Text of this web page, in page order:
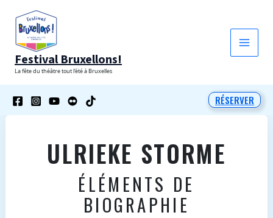
contenu
Festival Bruxellons!
La fête du théâtre tout l'été à Bruxelles
RÉSERVER
ULRIEKE STORME
ÉLÉMENTS DE
BIOGRAPHIE